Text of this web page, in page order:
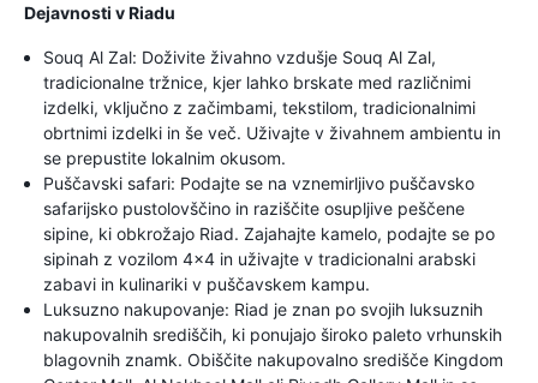
Dejavnosti v Riadu
Souq Al Zal: Doživite živahno vzdušje Souq Al Zal,
tradicionalne tržnice, kjer lahko brskate med različnimi
izdelki, vključno z začimbami, tekstilom, tradicionalnimi
obrtnimi izdelki in še več. Uživajte v živahnem ambientu in
se prepustite lokalnim okusom.
Puščavski safari: Podajte se na vznemirljivo puščavsko
safarijsko pustolovščino in raziščite osupljive peščene
sipine, ki obkrožajo Riad. Zajahajte kamelo, podajte se po
sipinah z vozilom 4x4 in uživajte v tradicionalni arabski
zabavi in kulinariki v puščavskem kampu.
Luksuzno nakupovanje: Riad je znan po svojih luksuznih
nakupovalnih središčih, ki ponujajo široko paleto vrhunskih
blagovnih znamk. Obiščite nakupovalno središče Kingdom